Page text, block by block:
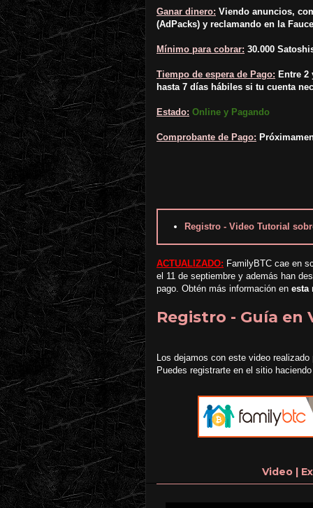
Ganar dinero: Viendo anuncios,
(AdPacks) y reclamando en la
Mínimo para cobrar: 30.000
Tiempo de espera de Pago: Entre 2
hasta 7 días hábiles si tu cuenta
Estado: Online y Pagando
Comprobante de Pago:
Registro - Video Tutorial
ACTUALIZADO: FamilyBTC cae en
el 11 de septiembre y además han
pago. Obtén más información en esta
Registro - Guía en
Los dejamos con este video
Puedes registrarte en el sitio
Video |